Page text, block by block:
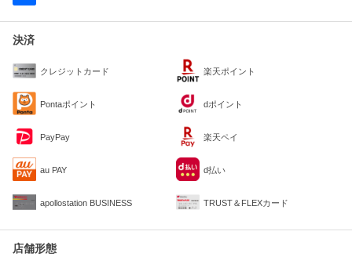
決済
クレジットカード 楽天ポイント
Pontaポイント dポイント
PayPay 楽天ペイ
au PAY d払い
apollostation BUSINESS TRUST＆FLEXカード
店舗形態